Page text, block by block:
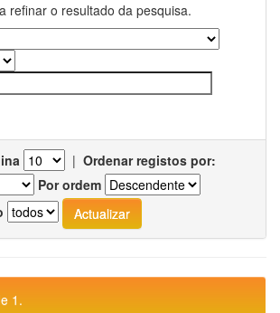
refinar o resultado da pesquisa.
| Ordenar registos por:
Por ordem
1.